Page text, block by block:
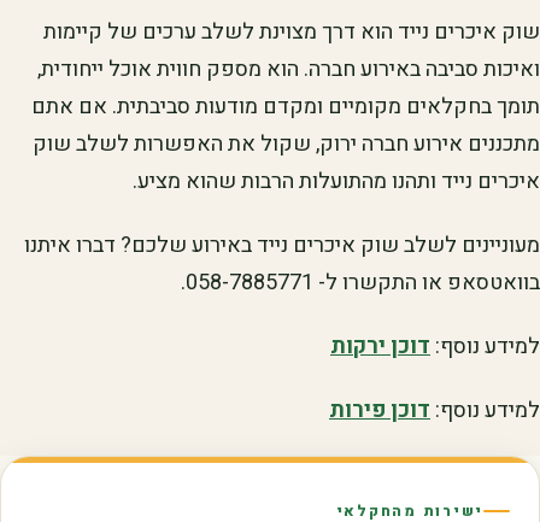
שוק איכרים נייד הוא דרך מצוינת לשלב ערכים של קיימות
ואיכות סביבה באירוע חברה. הוא מספק חווית אוכל ייחודית,
תומך בחקלאים מקומיים ומקדם מודעות סביבתית. אם אתם
מתכננים אירוע חברה ירוק, שקול את האפשרות לשלב שוק
איכרים נייד ותהנו מהתועלות הרבות שהוא מציע.
מעוניינים לשלב שוק איכרים נייד באירוע שלכם? דברו איתנו
בוואטסאפ או התקשרו ל- 058-7885771.
למידע נוסף:דוכן ירקות
למידע נוסף:דוכן פירות
ישירות מהחקלאי